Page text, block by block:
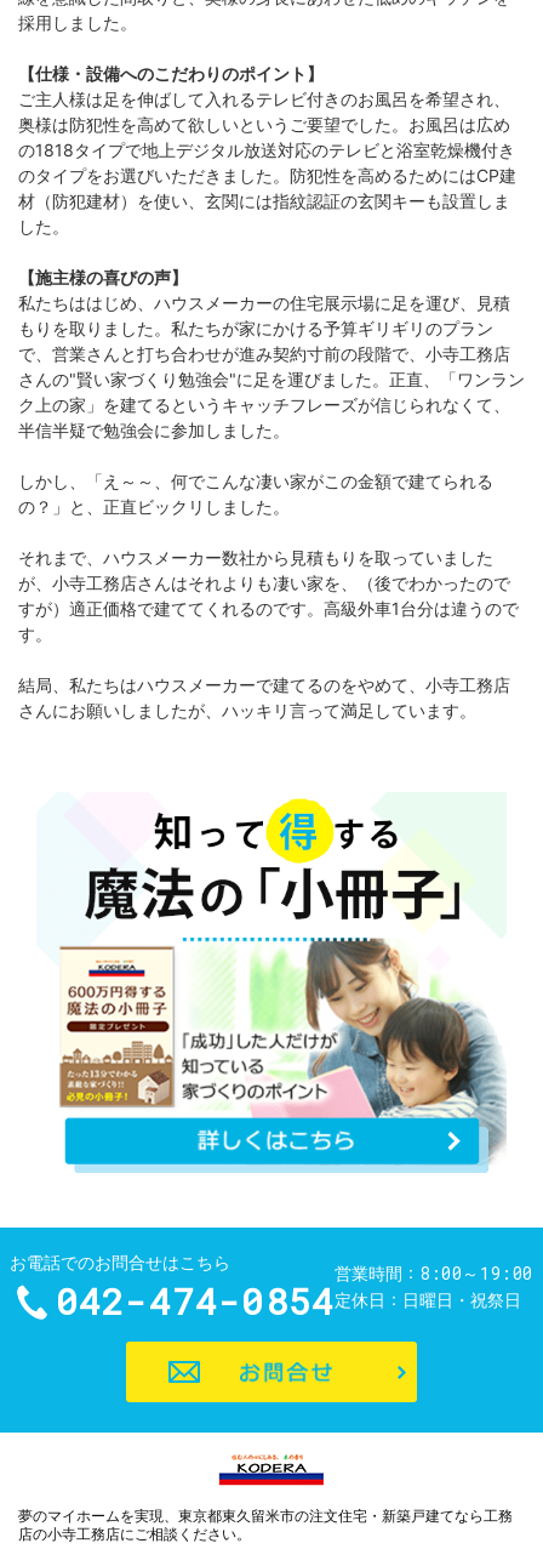
採用しました。
【仕様・設備へのこだわりのポイント】
ご主人様は足を伸ばして入れるテレビ付きのお風呂を希望され、
奥様は防犯性を高めて欲しいというご要望でした。お風呂は広め
の1818タイプで地上デジタル放送対応のテレビと浴室乾燥機付き
のタイプをお選びいただきました。防犯性を高めるためにはCP建
材（防犯建材）を使い、玄関には指紋認証の玄関キーも設置しま
した。
【施主様の喜びの声】
私たちははじめ、ハウスメーカーの住宅展示場に足を運び、見積
もりを取りました。私たちが家にかける予算ギリギリのプラン
で、営業さんと打ち合わせが進み契約寸前の段階で、小寺工務店
さんの"賢い家づくり勉強会"に足を運びました。正直、「ワンラン
ク上の家」を建てるというキャッチフレーズが信じられなくて、
半信半疑で勉強会に参加しました。
しかし、「え～～、何でこんな凄い家がこの金額で建てられる
の？」と、正直ビックリしました。
それまで、ハウスメーカー数社から見積もりを取っていました
が、小寺工務店さんはそれよりも凄い家を、（後でわかったので
すが）適正価格で建ててくれるのです。高級外車1台分は違うので
す。
結局、私たちはハウスメーカーで建てるのをやめて、小寺工務店
さんにお願いしましたが、ハッキリ言って満足しています。
お電話でのお問合せはこちら
042-474-0854
営業時間 8:00～19:00
定休日 日曜日・祝祭日
夢のマイホームを実現、 東京都東久留米市の注文住宅・新築戸建てなら工務
店の小寺工務店にご相談ください。